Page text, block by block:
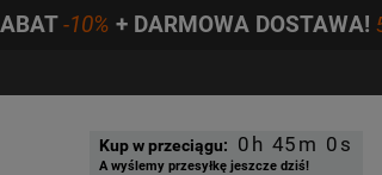
-10% + DARMOWA DOSTAWA!
Kup w przeciągu: 0 44 59
A wyślemy przesyłkę jeszcze dziś!